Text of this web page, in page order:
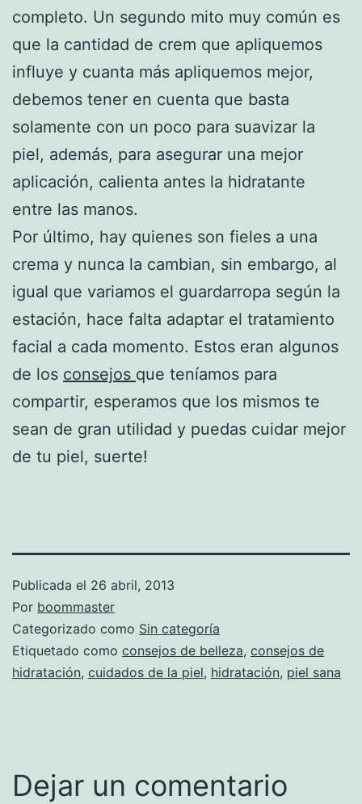
completo. Un segundo mito muy común es
que la cantidad de crem que apliquemos
influye y cuanta más apliquemos mejor,
debemos tener en cuenta que basta
solamente con un poco para suavizar la
piel, además, para asegurar una mejor
aplicación, calienta antes la hidratante
entre las manos.
Por último, hay quienes son fieles a una
crema y nunca la cambian, sin embargo, al
igual que variamos el guardarropa según la
estación, hace falta adaptar el tratamiento
facial a cada momento. Estos eran algunos
de los consejos que teníamos para
compartir, esperamos que los mismos te
sean de gran utilidad y puedas cuidar mejor
de tu piel, suerte!
Publicada el 26 abril, 2013
Por boommaster
Categorizado como Sin categoría
Etiquetado como consejos de belleza, consejos de
hidratación, cuidados de la piel, hidratación, piel sana
Dejar un comentario